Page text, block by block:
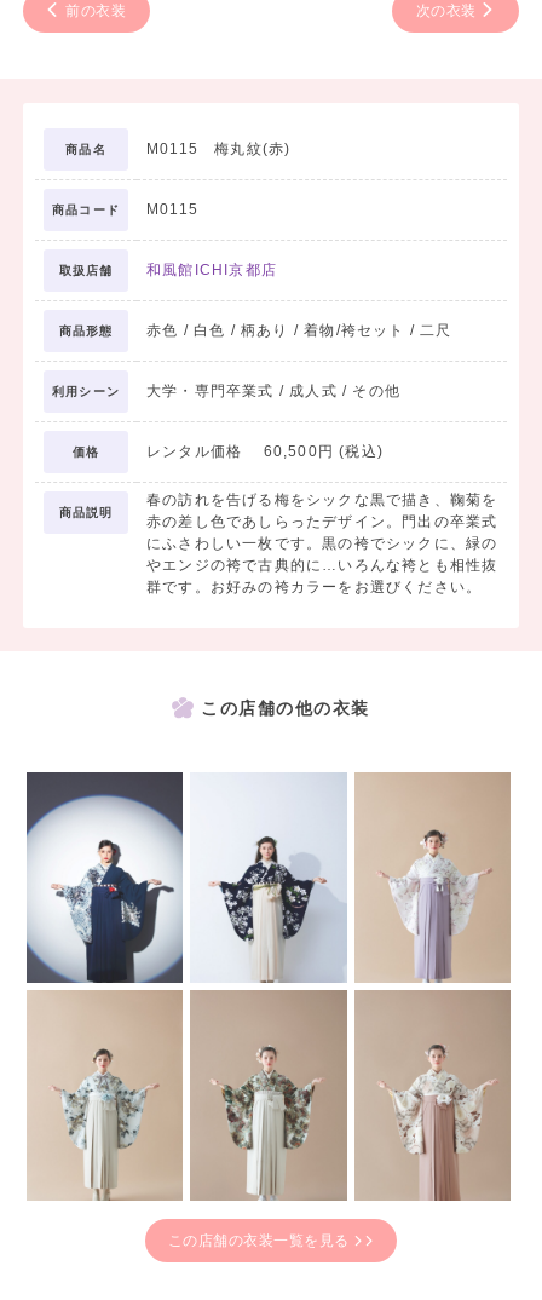
前の衣装 次の衣装
商品名 M0115 梅丸紋(赤)
商品コード M0115
取扱店舗 和風館ICHI京都店
商品形態 赤色 / 白色 / 柄あり / 着物/袴セット / 二尺
利用シーン 大学・専門卒業式 / 成人式 / その他
価格 レンタル価格 60,500円 (税込)
商品説明
春の訪れを告げる梅をシックな黒で描き、鞠菊を
赤の差し色であしらったデザイン。門出の卒業式
にふさわしい一枚です。黒の袴でシックに、緑の
やエンジの袴で古典的に…いろんな袴とも相性抜
群です。お好みの袴カラーをお選びください。
この店舗の他の衣装
この店舗の衣装一覧を見る